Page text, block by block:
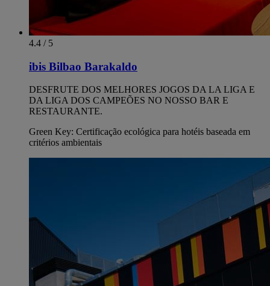
4.4 / 5
ibis Bilbao Barakaldo
DESFRUTE DOS MELHORES JOGOS DA LA LIGA E
DA LIGA DOS CAMPEÕES NO NOSSO BAR E
RESTAURANTE.
Green Key: Certificação ecológica para hotéis baseada em
critérios ambientais